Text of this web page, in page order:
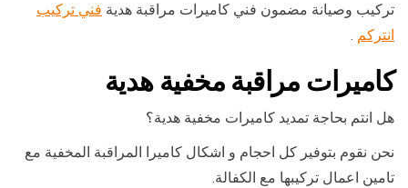
تركيب وصيانة مضمون فني كاميرات مراقبة هدية فني تركيب
انتركم .
كاميرات مراقبة مخفية هدية
هل انتم بحاجة تمديد كاميرات مخفية هدية؟
نحن نقوم بتوفير كل احجام و اشكال كاميرا المراقبة المخفية مع
تامين اعمال تركيبها مع الكفالة.